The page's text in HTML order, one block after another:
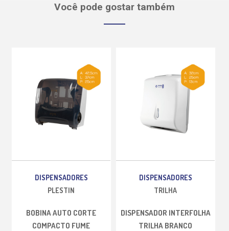
Você pode gostar também
DISPENSADORES
PLESTIN
BOBINA AUTO CORTE
COMPACTO FUME
DISPENSADORES
TRILHA
DISPENSADOR INTERFOLHA
TRILHA BRANCO